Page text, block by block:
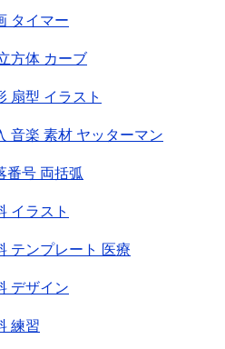
タイマー
方体 カーブ
扇型 イラスト
音楽 素材 ヤッターマン
番号 両括弧
イラスト
テンプレート 医療
デザイン
練習